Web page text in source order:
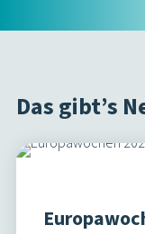
Das gibt’s